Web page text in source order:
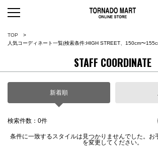
TOP
人気コーディネート一覧(検索条件:HIGH STREET、150cm〜
STAFF COORDINATE
新着順
検索件数：0件
条件に一致するスタイルは見つかりませんでした。お
を変更してください。